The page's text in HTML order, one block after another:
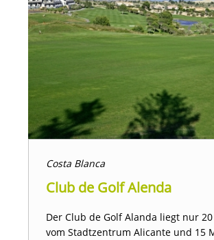
Costa Blanca
Club de Golf Alenda
Der Club de Golf Alanda liegt nur
vom Stadtzentrum Alicante und 15